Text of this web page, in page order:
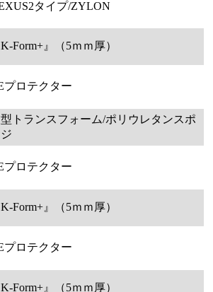
タイプ/ZYLON
K-Form+』（5ｍｍ厚）
プロテクター
トランスフォーム/ポリウレタンスポ
プロテクター
K-Form+』（5ｍｍ厚）
プロテクター
K-Form+』（5ｍｍ厚）